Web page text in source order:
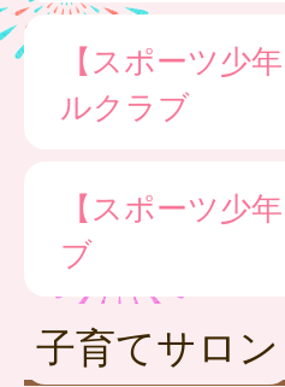
【スポーツ少
ルクラブ
【スポーツ少
ブ
子育てサロン